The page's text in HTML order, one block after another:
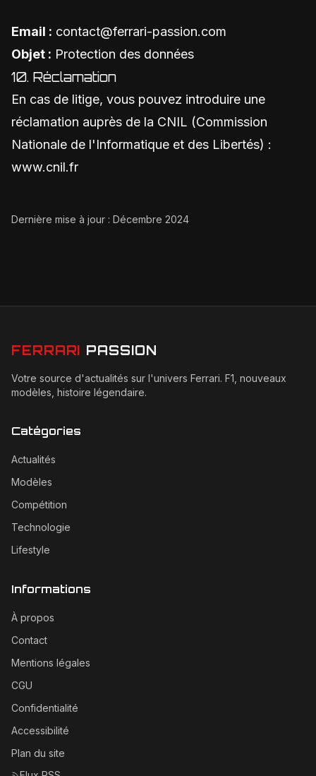
Email : contact@ferrari-passion.com
Objet : Protection des données
10. Réclamation
En cas de litige, vous pouvez introduire une
réclamation auprès de la CNIL (Commission
Nationale de l'Informatique et des Libertés) :
www.cnil.fr
Dernière mise à jour : Décembre 2024
FERRARI PASSION
Votre source d'actualités sur l'univers Ferrari. F1, nouveaux
modèles, histoire légendaire.
Catégories
Actualités
Modèles
Compétition
Technologie
Lifestyle
Informations
À propos
Contact
Mentions légales
CGU
Confidentialité
Accessibilité
Plan du site